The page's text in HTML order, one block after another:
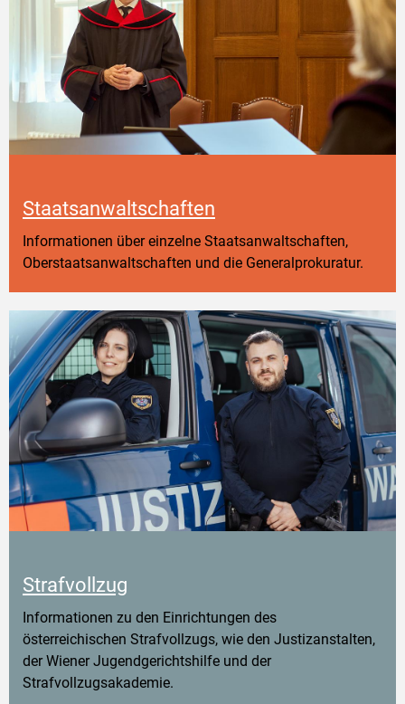
Staatsanwaltschaften
Informationen über einzelne Staatsanwaltschaften,
Oberstaatsanwaltschaften und die Generalprokuratur.
Strafvollzug
Informationen zu den Einrichtungen des
österreichischen Strafvollzugs, wie den Justizanstalten,
der Wiener Jugendgerichtshilfe und der
Strafvollzugsakademie.